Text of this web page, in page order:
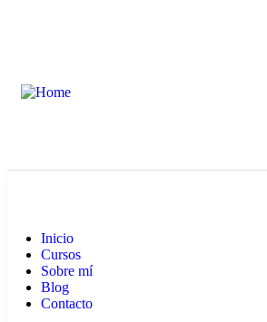
Inicio
Cursos
Sobre mí
Blog
Contacto